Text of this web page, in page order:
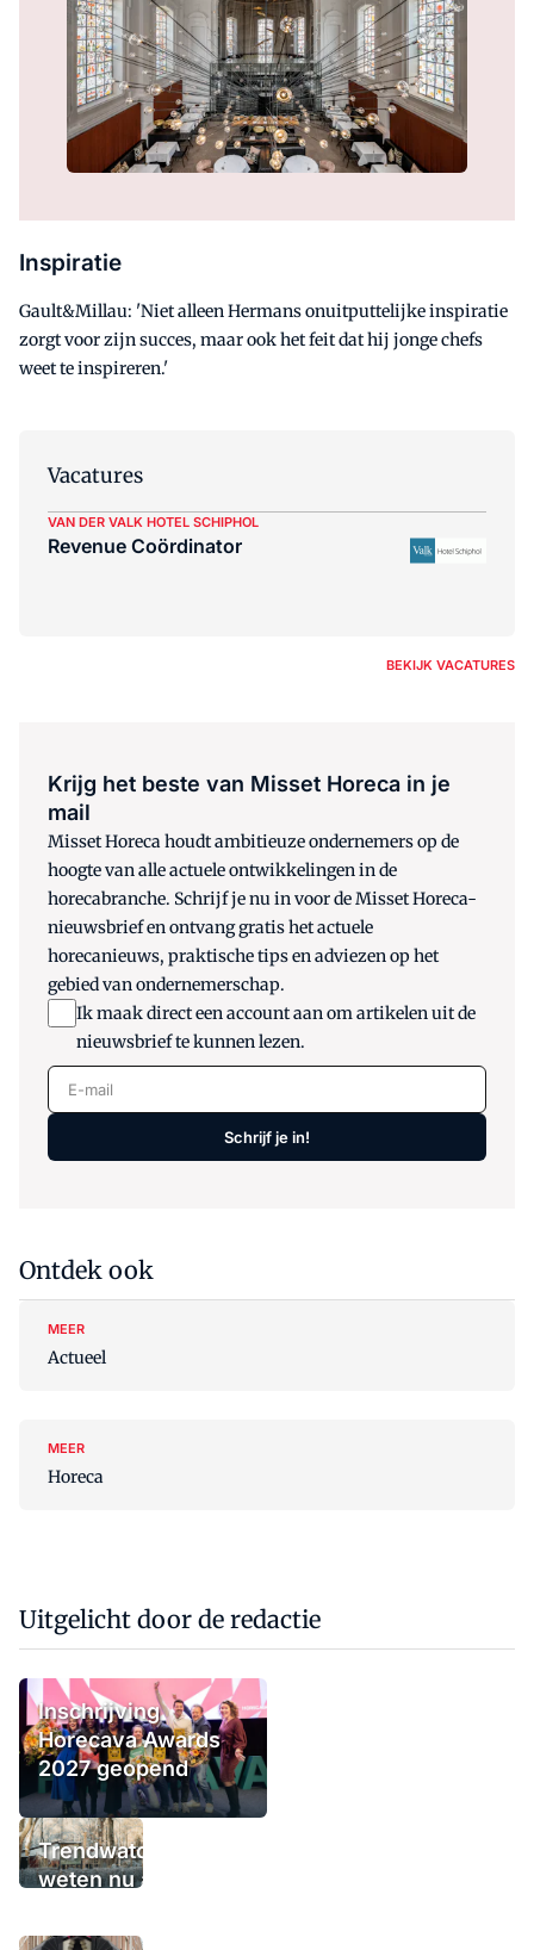
Inspiratie
Gault&Millau: 'Niet alleen Hermans onuitputtelijke inspiratie
zorgt voor zijn succes, maar ook het feit dat hij jonge chefs
weet te inspireren.'
Vacatures
VAN DER VALK HOTEL SCHIPHOL
Revenue Coördinator
BEKIJK VACATURES
Krijg het beste van Misset Horeca in je
mail
Misset Horeca houdt ambitieuze ondernemers op de
hoogte van alle actuele ontwikkelingen in de
horecabranche. Schrijf je nu in voor de Misset Horeca-
nieuwsbrief en ontvang gratis het actuele
horecanieuws, praktische tips en adviezen op het
gebied van ondernemerschap.
Ik maak direct een account aan om artikelen uit de
nieuwsbrief te kunnen lezen.
E-mail
Schrijf je in!
Ontdek ook
MEER
Actueel
MEER
Horeca
Uitgelicht door de redactie
Inschrijving
Horecava Awards
2027 geopend
Trendwatchers
weten nu al wat
moet bieden: